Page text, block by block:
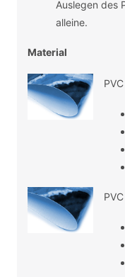
Auslegen des
alleine.
Material
PVC